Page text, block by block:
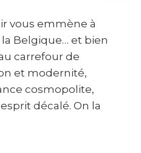
vous emmène à
Belgique… et bien
carrefour de
et modernité,
cosmopolite,
décalé. On la